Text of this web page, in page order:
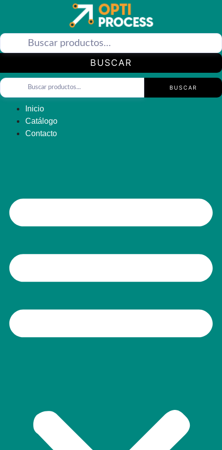
BUSCAR
BUSCAR
Inicio
Catálogo
Contacto